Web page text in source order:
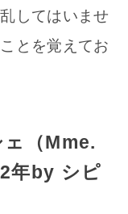
してはいませ
とを覚えてお
（Mme.
年by シピ